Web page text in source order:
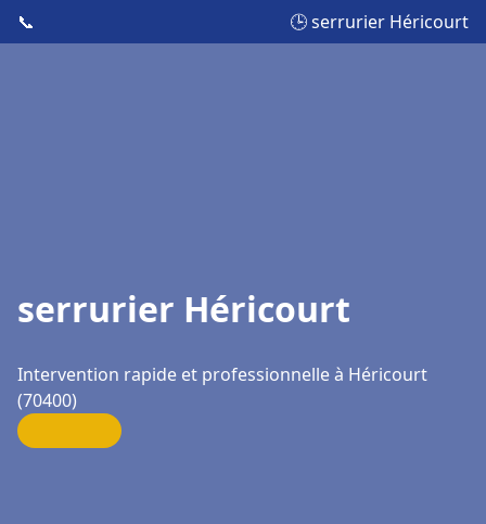
📞 🕒 serrurier Héricourt
serrurier Héricourt
Intervention rapide et professionnelle à Héricourt
(70400)